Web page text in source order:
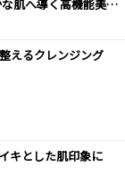
肌へ導く高機能美容
えるクレンジング
キとした肌印象に